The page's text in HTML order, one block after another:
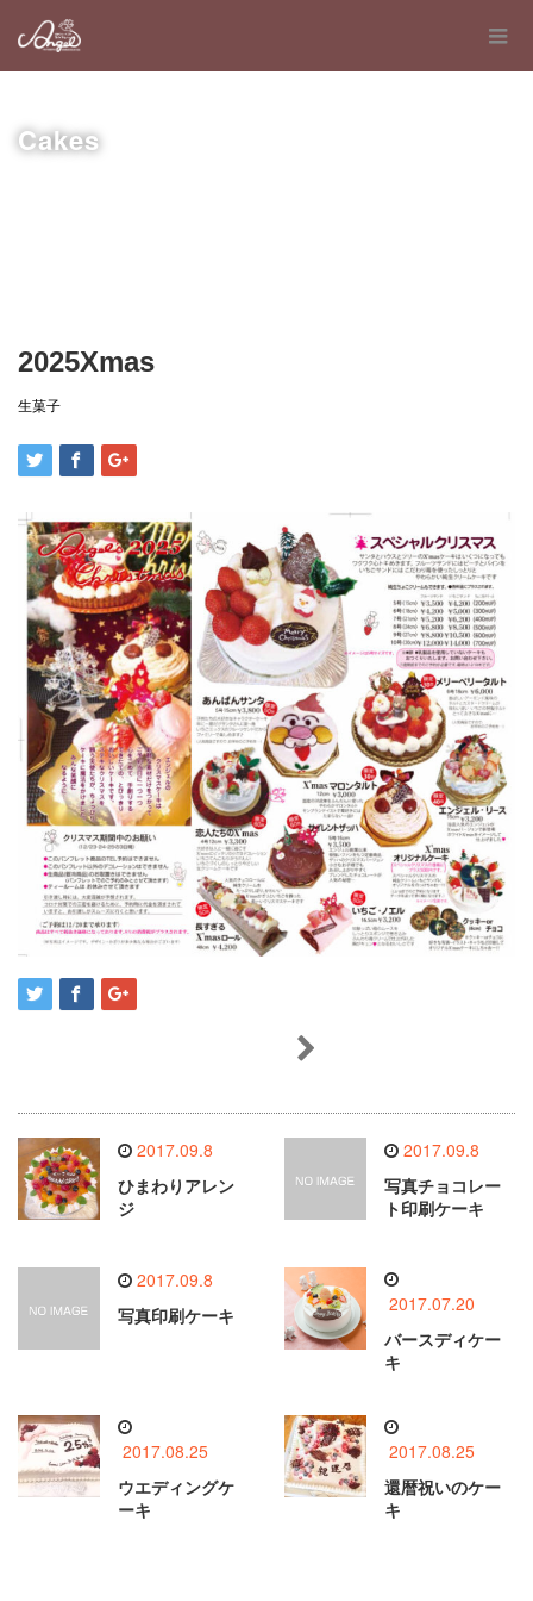
Cakes
2025Xmas
生菓子
2017.09.8
ひまわりアレン
ジ
2017.09.8
写真チョコレー
ト印刷ケーキ
2017.09.8
写真印刷ケーキ
2017.07.20
バースディケー
キ
2017.08.25
ウエディングケ
ーキ
2017.08.25
還暦祝いのケー
キ